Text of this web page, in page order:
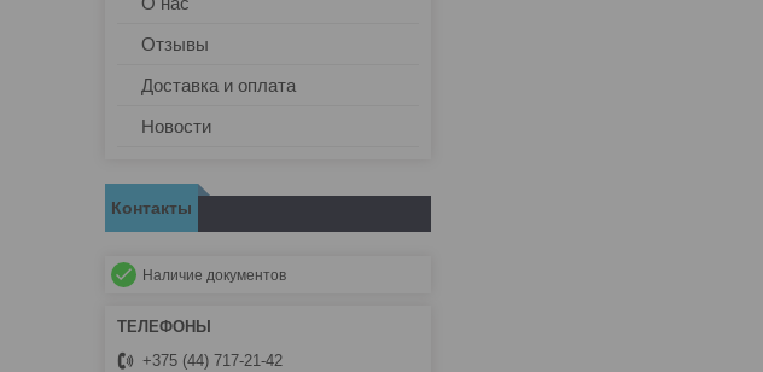
Отзывы
Доставка и оплата
Новости
Контакты
Наличие документов
+375 (44) 717-21-42